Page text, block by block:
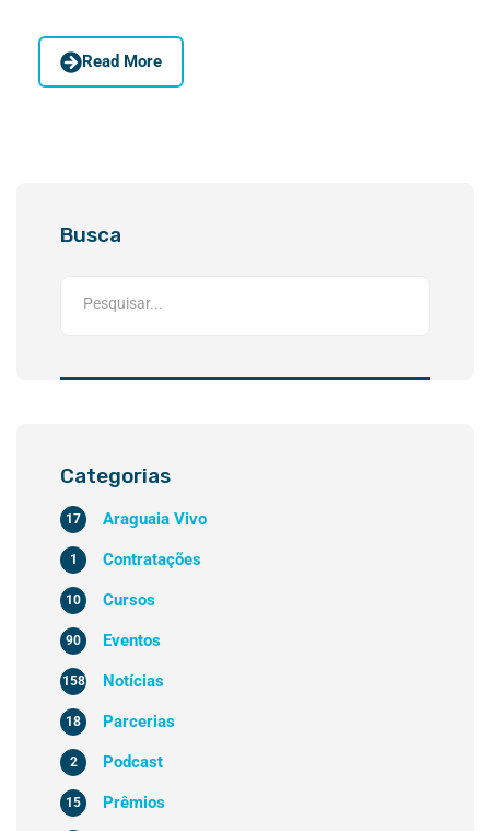
Read More
Busca
Categorias
Araguaia Vivo
17
Contratações
1
Cursos
10
Eventos
90
Notícias
158
Parcerias
18
Podcast
2
Prêmios
15